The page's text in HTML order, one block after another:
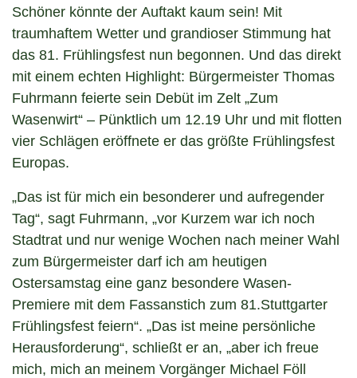
Schöner könnte der Auftakt kaum sein! Mit
traumhaftem Wetter und grandioser Stimmung hat
das 81. Frühlingsfest nun begonnen. Und das direkt
mit einem echten Highlight: Bürgermeister Thomas
Fuhrmann feierte sein Debüt im Zelt „Zum
Wasenwirt“ – Pünktlich um 12.19 Uhr und mit flotten
vier Schlägen eröffnete er das größte Frühlingsfest
Europas.
„Das ist für mich ein besonderer und aufregender
Tag“, sagt Fuhrmann, „vor Kurzem war ich noch
Stadtrat und nur wenige Wochen nach meiner Wahl
zum Bürgermeister darf ich am heutigen
Ostersamstag eine ganz besondere Wasen-
Premiere mit dem Fassanstich zum 81.Stuttgarter
Frühlingsfest feiern“. „Das ist meine persönliche
Herausforderung“, schließt er an, „aber ich freue
mich, mich an meinem Vorgänger Michael Föll